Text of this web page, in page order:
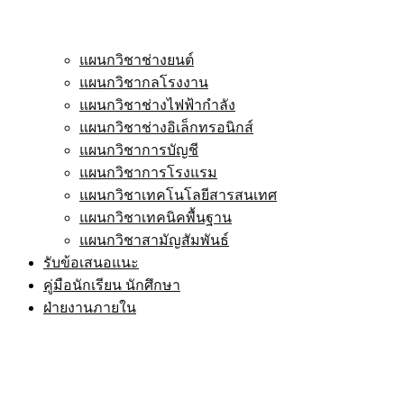
แผนกวิชาช่างยนต์
แผนกวิชากลโรงงาน
แผนกวิชาช่างไฟฟ้ากำลัง
แผนกวิชาช่างอิเล็กทรอนิกส์
แผนกวิชาการบัญชี
แผนกวิชาการโรงแรม
แผนกวิชาเทคโนโลยีสารสนเทศ
แผนกวิชาเทคนิคพื้นฐาน
แผนกวิชาสามัญสัมพันธ์
รับข้อเสนอแนะ
คู่มือนักเรียน นักศึกษา
ฝ่ายงานภายใน